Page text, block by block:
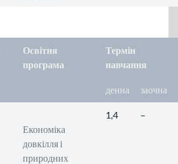
Освітня
програма
Термін
навчання
денна заочна
Економіка
довкілля і
природних
1,4 –